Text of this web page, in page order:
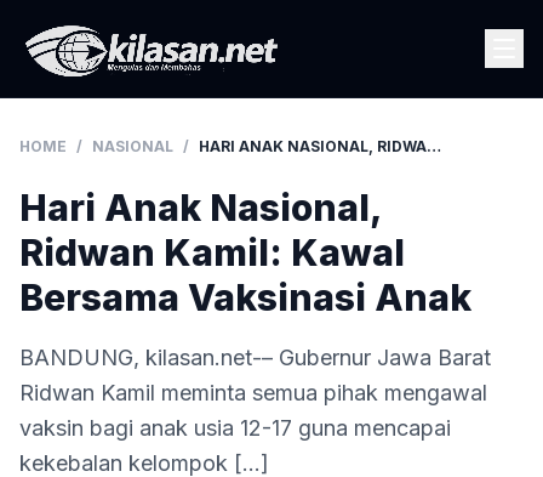
HOME / NASIONAL / HARI ANAK NASIONAL, RIDWAN KAMIL: KAWAL BERSAMA VAKSINASI ANAK
Hari Anak Nasional,
Ridwan Kamil: Kawal
Bersama Vaksinasi Anak
BANDUNG, kilasan.net-– Gubernur Jawa Barat
Ridwan Kamil meminta semua pihak mengawal
vaksin bagi anak usia 12-17 guna mencapai
kekebalan kelompok […]